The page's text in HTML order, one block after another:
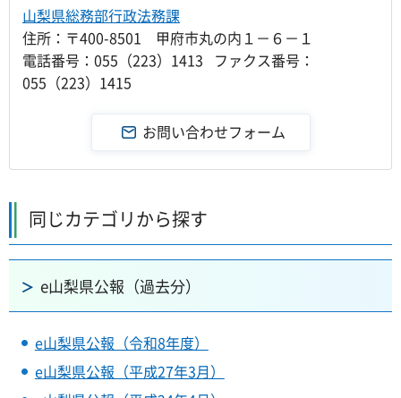
山梨県総務部行政法務課
住所：〒400-8501 甲府市丸の内１－６－１
電話番号：055（223）1413 ファクス番号：
055（223）1415
同じカテゴリから探す
e山梨県公報（過去分）
e山梨県公報（令和8年度）
e山梨県公報（平成27年3月）